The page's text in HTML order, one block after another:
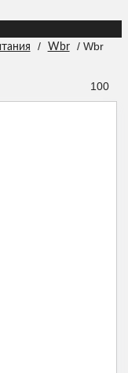
/ Wbr
/ Wbr
100